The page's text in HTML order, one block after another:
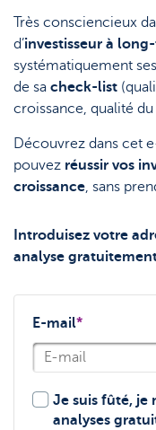
Très consciencieux
d’investisseur à
systématiquement
de sa check-list
croissance, qualité
Découvrez dans cet
pouvez réussir vos
croissance, sans
Introduisez votre
analyse
E-mail*
Je suis fûté, je
analyses